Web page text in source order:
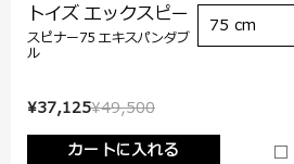
¥49,500
¥37,125
カートに入れる
トイズ エックスピー
スピナー75 エキスパンダブ
ル
75 cm